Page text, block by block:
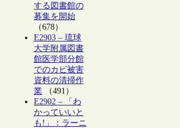
する図書館の
募集を開始
（678）
E2903 – 琉球
大学附属図書
館医学部分館
でのカビ被害
資料の清掃作
業（491）
E2902 – 「わ
かっていいと
も!」：ラーニ